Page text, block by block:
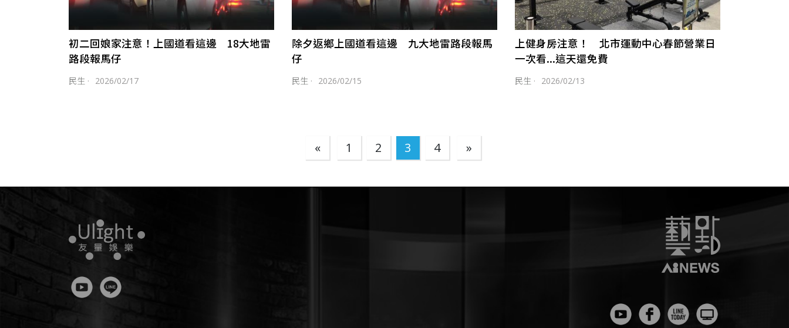
初二回娘家注意！上國道看這邊 18大地雷
路段報馬仔
民生 · 2026/02/17
除夕返鄉上國道看這邊 九大地雷路段報馬
仔
民生 · 2026/02/15
上健身房注意！ 北市運動中心春節營業日
一次看...這天還免費
民生 · 2026/02/13
« 1 2 3 4 »